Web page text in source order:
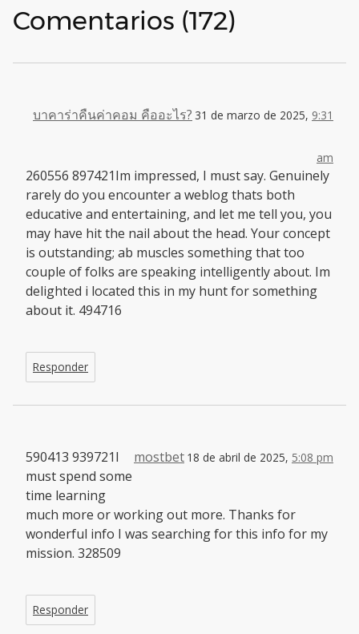
Comentarios (172)
บาคาร่าคืนค่าคอม คืออะไร? 31 de marzo de 2025, 9:31
am
260556 897421Im impressed, I must say. Genuinely
rarely do you encounter a weblog thats both
educative and entertaining, and let me tell you, you
may have hit the nail about the head. Your concept
is outstanding; ab muscles something that too
couple of folks are speaking intelligently about. Im
delighted i located this in my hunt for something
about it. 494716
Responder
mostbet 18 de abril de 2025, 5:08 pm
590413 939721I
must spend some
time learning
much more or working out more. Thanks for
wonderful info I was searching for this info for my
mission. 328509
Responder